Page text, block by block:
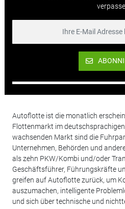
Autoflotte ist die monatlich
Flottenmarkt im
wachsenden Markt sind die
Unternehmen, Behörden und
als zehn PKW/Kombi und/oder
Geschäftsführer, Führungskräfte
greifen auf Autoflotte zurück, um
auszumachen, intelligente
und sich über technische und